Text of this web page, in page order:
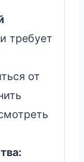
требует
от